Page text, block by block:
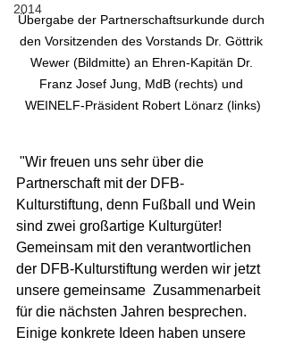
2014
Übergabe der Partnerschaftsurkunde durch
den Vorsitzenden des Vorstands Dr. Göttrik
Wewer (Bildmitte) an Ehren-Kapitän Dr.
Franz Josef Jung, MdB (rechts) und
WEINELF-Präsident Robert Lönarz (links)
Partnerschaft mit der DFB-
Kulturstiftung, denn Fußball und Wein
sind zwei großartige Kulturgüter!
Gemeinsam mit den verantwortlichen
der DFB-Kulturstiftung werden wir jetzt
unsere gemeinsame  Zusammenarbeit
für die nächsten Jahren besprechen.
Einige konkrete Ideen haben unsere